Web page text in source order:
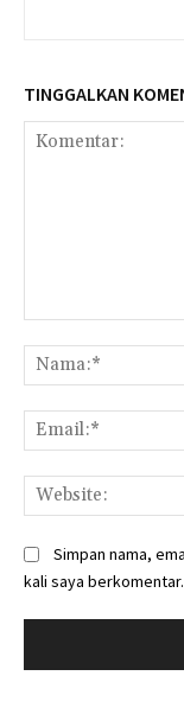
TINGGALKAN
Simpan nama,
kali saya berkomentar.